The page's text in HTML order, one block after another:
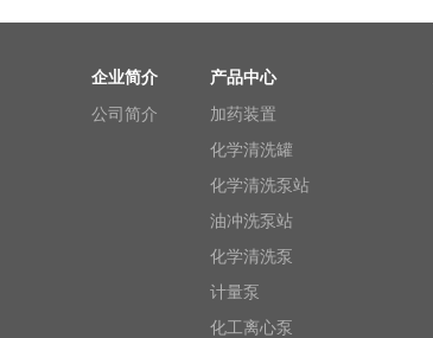
企业简介
公司简介
产品中心
加药装置
化学清洗罐
化学清洗泵站
油冲洗泵站
化学清洗泵
计量泵
化工离心泵